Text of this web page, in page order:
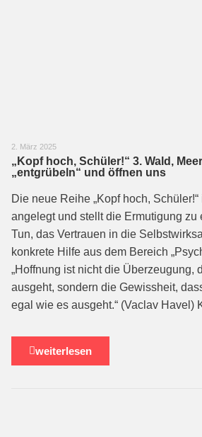
2. März 2025
„Kopf hoch, Schüler!“ 3. Wald,
„entgrübeln“ und öffnen uns
Die neue Reihe „Kopf hoch,
angelegt und stellt die Ermutigung zu
Tun, das Vertrauen in die
konkrete Hilfe aus dem Bereich
„Hoffnung ist nicht die Überzeugung,
ausgeht, sondern die Gewissheit,
egal wie es ausgeht.“ (Vaclav Havel)
weiterlesen